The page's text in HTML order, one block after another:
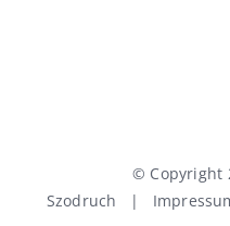
© Copyright
Szodruch |